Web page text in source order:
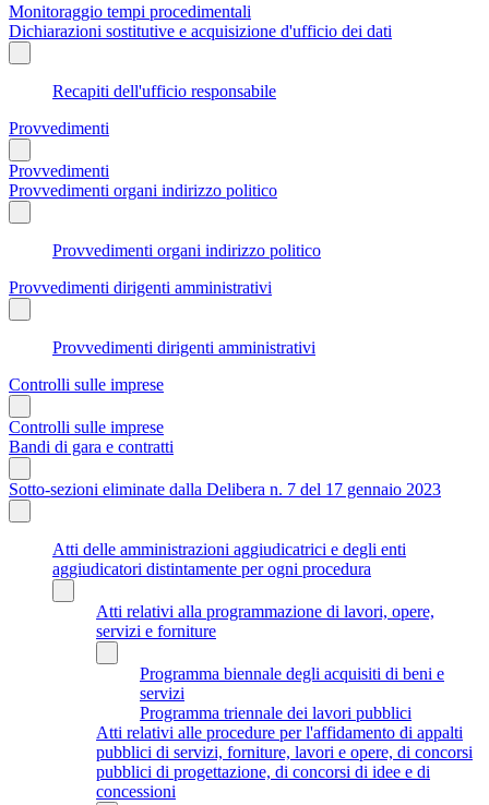
Monitoraggio tempi procedimentali
Dichiarazioni sostitutive e acquisizione d'ufficio dei dati
Recapiti dell'ufficio responsabile
Provvedimenti
Provvedimenti
Provvedimenti organi indirizzo politico
Provvedimenti organi indirizzo politico
Provvedimenti dirigenti amministrativi
Provvedimenti dirigenti amministrativi
Controlli sulle imprese
Controlli sulle imprese
Bandi di gara e contratti
Sotto-sezioni eliminate dalla Delibera n. 7 del 17 gennaio 2023
Atti delle amministrazioni aggiudicatrici e degli enti
aggiudicatori distintamente per ogni procedura
Atti relativi alla programmazione di lavori, opere,
servizi e forniture
Programma biennale degli acquisiti di beni e
servizi
Programma triennale dei lavori pubblici
Atti relativi alle procedure per l'affidamento di appalti
pubblici di servizi, forniture, lavori e opere, di concorsi
pubblici di progettazione, di concorsi di idee e di
concessioni